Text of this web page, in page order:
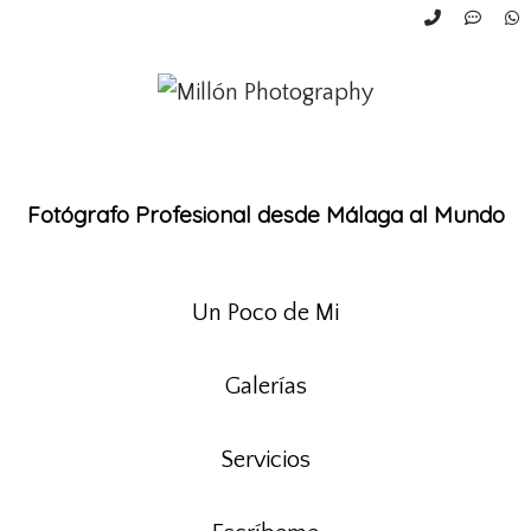
Fotógrafo Profesional desde Málaga al Mundo
Un Poco de Mi
Galerías
Servicios